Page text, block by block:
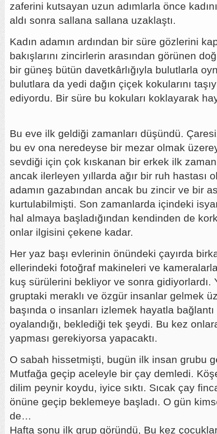
zaferini kutsayan uzun adımlarla önce
aldı sonra sallana sallana uzaklaştı.
Kadın adamın ardından bir süre gözlerini
bakışlarını zincirlerin arasından görünen
bir güneş bütün davetkârlığıyla bulutlarla
bulutlara da yedi dağın çiçek kokularını
ediyordu. Bir süre bu kokuları koklayarak
Bu eve ilk geldiği zamanları düşündü.
bu ev ona neredeyse bir mezar olmak
sevdiği için çok kıskanan bir erkek ilk
ancak ilerleyen yıllarda ağır bir ruh hastası
adamın gazabından ancak bu zincir ve bir
kurtulabilmişti. Son zamanlarda içindeki
hal almaya başladığından kendinden de
onlar ilgisini çekene kadar.
Her yaz başı evlerinin önündeki çayırda
ellerindeki fotoğraf makineleri ve
kuş sürülerini bekliyor ve sonra gidiyorlardı.
gruptaki meraklı ve özgür insanlar gelmek
başında o insanları izlemek hayatla
oyalandığı, beklediği tek şeydi. Bu kez
yapması gerekiyorsa yapacaktı.
O sabah hissetmişti, bugün ilk insan grubu
Mutfağa geçip aceleyle bir çay demledi.
dilim peynir koydu, iyice sıktı. Sıcak çay
önüne geçip beklemeye başladı. O gün
de…
Hafta sonu ilk grup göründü, Bu kez